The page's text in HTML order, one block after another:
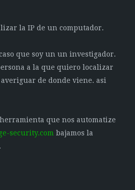
la IP de un computador.
que soy un un investigador.
a la que quiero localizar
de donde viene. asi
que nos automatize
security.com bajamos la